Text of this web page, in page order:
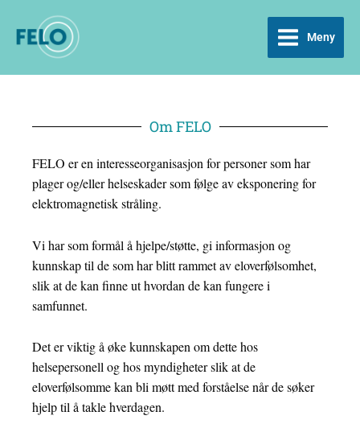
innholdet
rett
Meny
Om FELO
FELO er en interesseorganisasjon for personer som har
plager og/eller helseskader som følge av eksponering for
elektromagnetisk stråling.
Vi har som formål å hjelpe/støtte, gi informasjon og
kunnskap til de som har blitt rammet av eloverfølsomhet,
slik at de kan finne ut hvordan de kan fungere i
samfunnet.
Det er viktig å øke kunnskapen om dette hos
helsepersonell og hos myndigheter slik at de
eloverfølsomme kan bli møtt med forståelse når de søker
hjelp til å takle hverdagen.